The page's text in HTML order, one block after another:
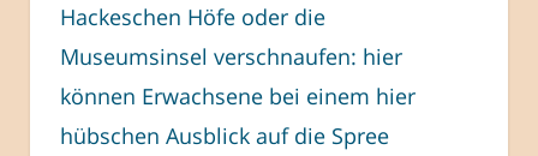
Hackeschen Höfe oder die
Museumsinsel verschnaufen: hier
können Erwachsene bei einem hier
hübschen Ausblick auf die Spree